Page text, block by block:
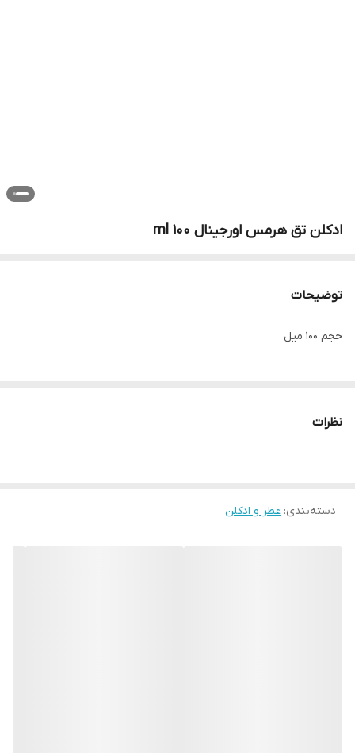
ادکلن تق هرمس اورجینال 100 ml
توضیحات
حجم 100 میل
نظرات
دسته‌بندی: عطر و ادکلن